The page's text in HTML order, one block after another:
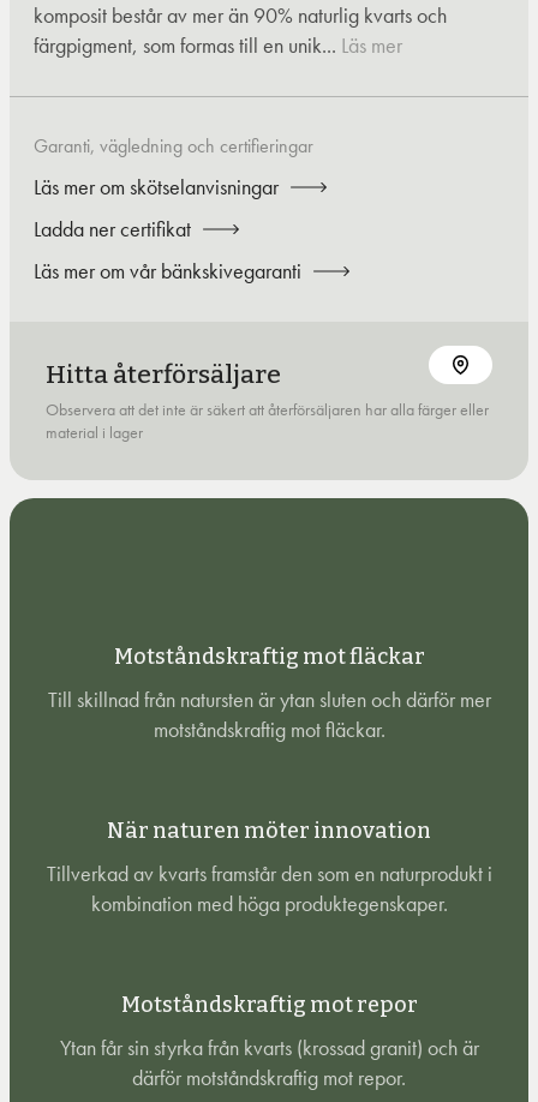
komposit består av mer än 90% naturlig kvarts och
färgpigment, som formas till en unik... Läs mer
Garanti, vägledning och certifieringar
Läs mer om skötselanvisningar
Ladda ner certifikat
Läs mer om vår bänkskivegaranti
Hitta återförsäljare
Observera att det inte är säkert att återförsäljaren har alla färger eller
material i lager
Motståndskraftig mot fläckar
Till skillnad från natursten är ytan sluten och därför mer
motståndskraftig mot fläckar.
När naturen möter innovation
Tillverkad av kvarts framstår den som en naturprodukt i
kombination med höga produktegenskaper.
Motståndskraftig mot repor
Ytan får sin styrka från kvarts (krossad granit) och är
därför motståndskraftig mot repor.